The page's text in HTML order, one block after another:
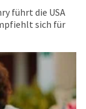
führt die USA
sich für